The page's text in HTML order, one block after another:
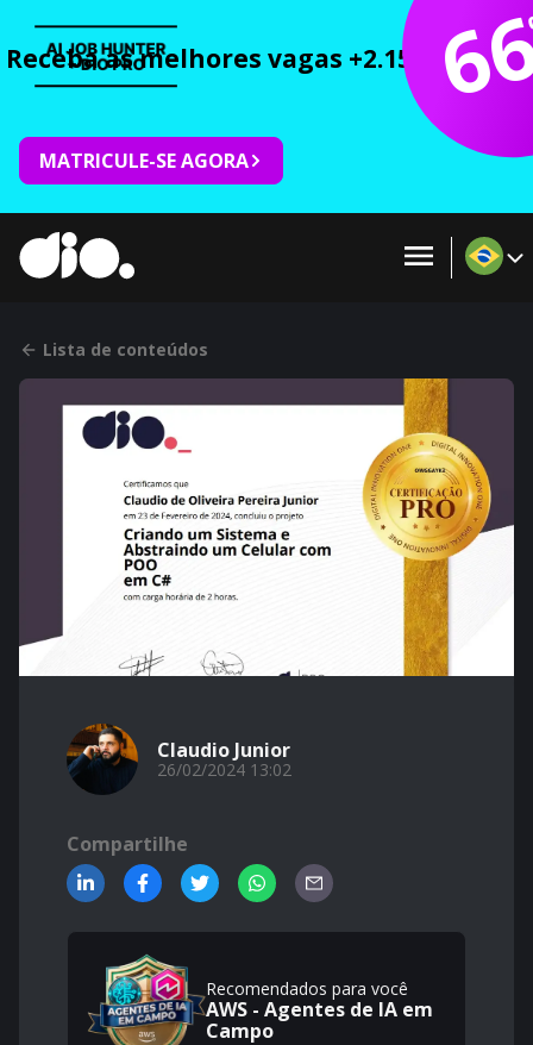
Receba as melhores vagas +2.150 cursos
MATRICULE-SE AGORA
Lista de conteúdos
Claudio Junior
26/02/2024 13:02
Compartilhe
Recomendados para você
AWS - Agentes de IA em
Campo